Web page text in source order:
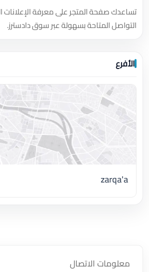
تساعدك صفحة المتجر على معرفة
التواصل المتاحة بسهولة عبر سوق دادسترز.
الأفرع
zarqa'a
معلومات الاتصال